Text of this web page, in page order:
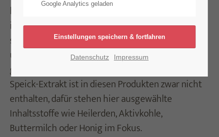
bunte Vielfalt an erlesenen Pflegeprodukten
insbesondere eine umfangreiche Auswahl an
speziellen Seifen von der Haarseife über Gesichts-
und Körperseifen. Auch das Amytis Waschmittel
gehört zu dieser Linie. Der charakteristische
Speick-Extrakt ist in diesen Produkten zwar nicht
enthalten, dafür stehen hier ausgewählte
Inhaltsstoffe wie Heilerden, Aktivkohle,
Buttermilch oder Honig im Fokus.
Google Analytics geladen
Datenschutz Impressum